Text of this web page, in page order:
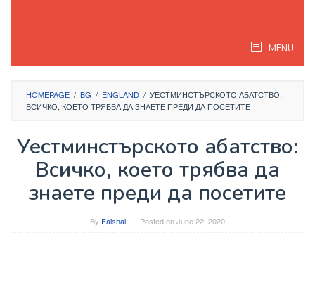
MENU
HOMEPAGE / BG / ENGLAND / УЕСТМИНСТЪРСКОТО АБАТСТВО:
ВСИЧКО, КОЕТО ТРЯБВА ДА ЗНАЕТЕ ПРЕДИ ДА ПОСЕТИТЕ
Уестминстърското абатство:
Всичко, което трябва да
знаете преди да посетите
By Faishal Posted onJune 22, 2020